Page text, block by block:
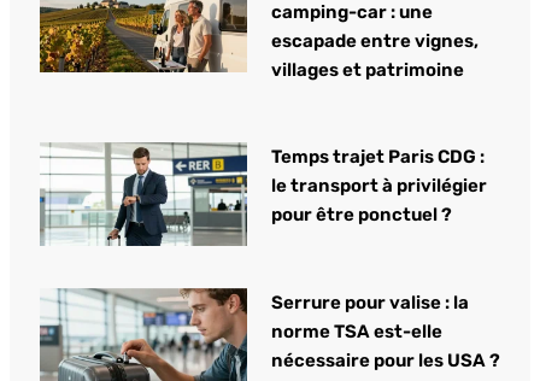
camping-car : une
escapade entre vignes,
villages et patrimoine
Temps trajet Paris CDG :
le transport à privilégier
pour être ponctuel ?
Serrure pour valise : la
norme TSA est-elle
nécessaire pour les USA ?